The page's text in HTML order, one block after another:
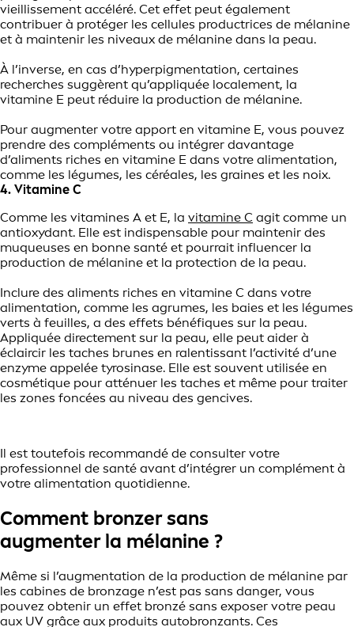
vieillissement accéléré. Cet effet peut également
contribuer à protéger les cellules productrices de mélanine
et à maintenir les niveaux de mélanine dans la peau.
À l’inverse, en cas d’hyperpigmentation, certaines
recherches suggèrent qu’appliquée localement, la
vitamine E peut réduire la production de mélanine.
Pour augmenter votre apport en vitamine E, vous pouvez
prendre des compléments ou intégrer davantage
d’aliments riches en vitamine E dans votre alimentation,
comme les légumes, les céréales, les graines et les noix.
4. Vitamine C
Comme les vitamines A et E, la vitamine C agit comme un
antioxydant. Elle est indispensable pour maintenir des
muqueuses en bonne santé et pourrait influencer la
production de mélanine et la protection de la peau.
Inclure des aliments riches en vitamine C dans votre
alimentation, comme les agrumes, les baies et les légumes
verts à feuilles, a des effets bénéfiques sur la peau.
Appliquée directement sur la peau, elle peut aider à
éclaircir les taches brunes en ralentissant l’activité d’une
enzyme appelée tyrosinase. Elle est souvent utilisée en
cosmétique pour atténuer les taches et même pour traiter
les zones foncées au niveau des gencives.
Il est toutefois recommandé de consulter votre
professionnel de santé avant d’intégrer un complément à
votre alimentation quotidienne.
Comment bronzer sans
augmenter la mélanine ?
Même si l’augmentation de la production de mélanine par
les cabines de bronzage n’est pas sans danger, vous
pouvez obtenir un effet bronzé sans exposer votre peau
aux UV grâce aux produits autobronzants. Ces